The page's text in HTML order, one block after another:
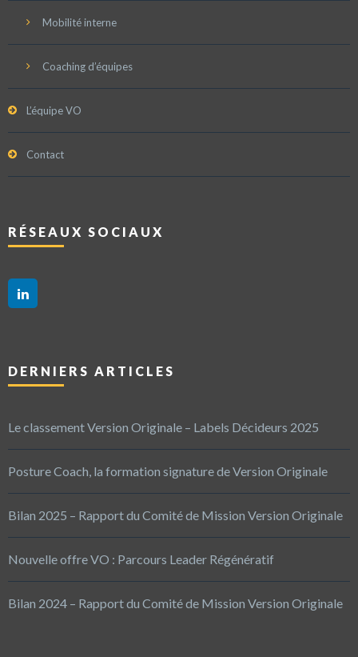
Mobilité interne
Coaching d’équipes
L’équipe VO
Contact
RÉSEAUX SOCIAUX
DERNIERS ARTICLES
Le classement Version Originale – Labels Décideurs 2025
Posture Coach, la formation signature de Version Originale
Bilan 2025 – Rapport du Comité de Mission Version Originale
Nouvelle offre VO : Parcours Leader Régénératif
Bilan 2024 – Rapport du Comité de Mission Version Originale